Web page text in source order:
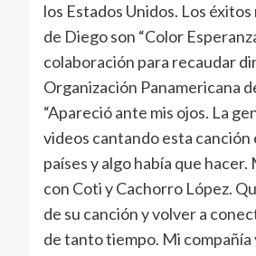
los Estados Unidos. Los
de Diego son “Color
colaboración para recaudar
Organización Panamericana
“Apareció ante mis ojos. La
videos cantando esta canción
países y algo había que
con Coti y Cachorro López.
de su canción y volver a
de tanto tiempo. Mi compañía